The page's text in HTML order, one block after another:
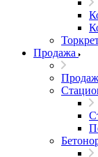
Продажа